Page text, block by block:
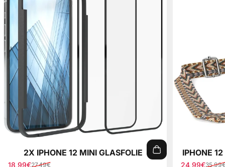
2X IPHONE 12 MINI GLASFOLIE
18,99€27,49€
IPHONE
24,99€